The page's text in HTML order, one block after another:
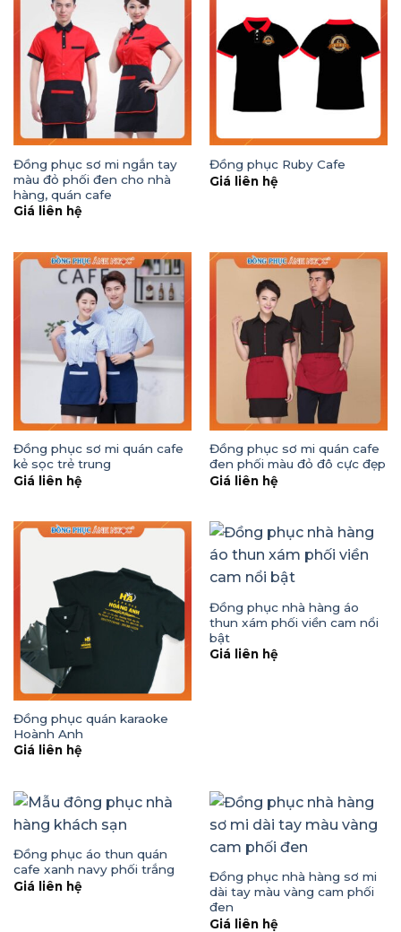
Đồng phục sơ mi ngắn tay
màu đỏ phối đen cho nhà
hàng, quán cafe
Giá liên hệ
Đồng phục Ruby Cafe
Giá liên hệ
Đồng phục sơ mi quán cafe
kẻ sọc trẻ trung
Giá liên hệ
Đồng phục sơ mi quán cafe
đen phối màu đỏ đô cực đẹp
Giá liên hệ
Đồng phục quán karaoke
Hoành Anh
Giá liên hệ
Đồng phục nhà hàng áo
thun xám phối viền cam nổi
bật
Giá liên hệ
Đồng phục áo thun quán
cafe xanh navy phối trắng
Giá liên hệ
Đồng phục nhà hàng sơ mi
dài tay màu vàng cam phối
đen
Giá liên hệ